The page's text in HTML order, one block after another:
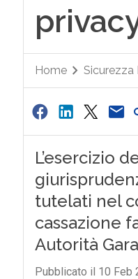
Home Sicurezza
L’esercizio
tutelati nel
cassazione
Autorità
Pubblicato il 10 Feb